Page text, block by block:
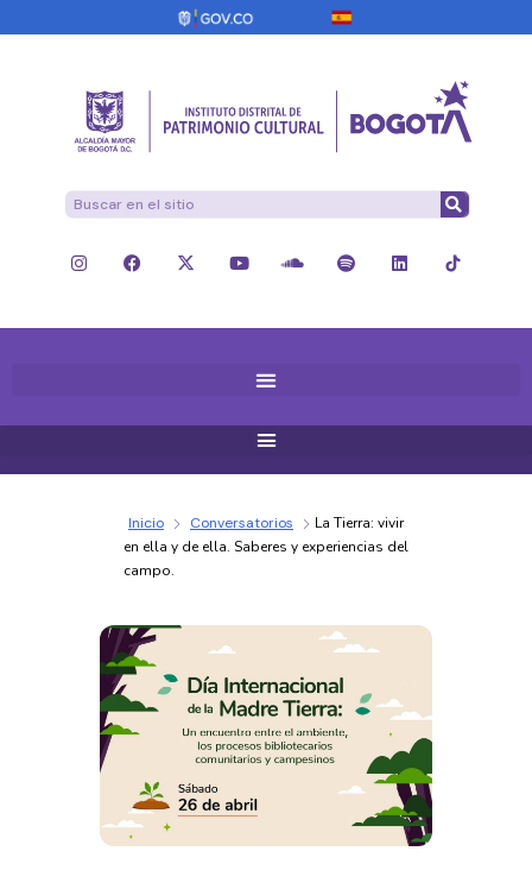
Inicio Conversatorios
La Tierra: vivir
en ella y de ella. Saberes y experiencias del
campo.